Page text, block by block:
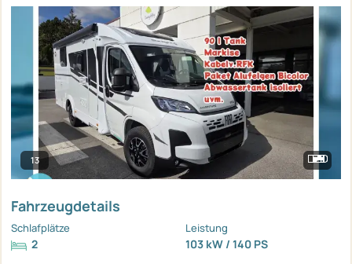
13
Fahrzeugdetails
Schlafplätze
2
Leistung
103 kW / 140 PS